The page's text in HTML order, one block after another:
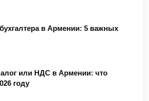
в Армении: 5 важных
или НДС в Армении: что
году